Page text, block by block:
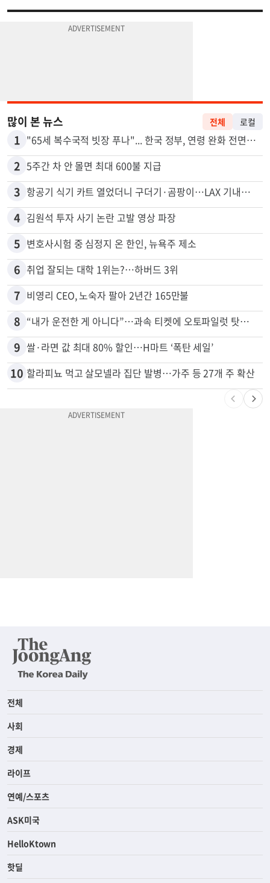
많이 본 뉴스
1
2 5주간 차 안 몰면 최대 600불 지급
3
4 김원석 투자 사기 논란 고발 영상 파장
5 변호사시험 중 심정지 온 한인, 뉴욕주 제소
6 취업 잘되는 대학 1위는?…하버드 3위
7 비영리 CEO, 노숙자 팔아 2년간 165만불
8
9 쌀·라면 값 최대 80% 할인…H마트 ‘폭탄 세일’
할라피뇨 먹고 살모넬라 집단 발병…가주 등 27개 주 확산
전체
사회
경제
라이프
연예/스포츠
ASK미국
HelloKtown